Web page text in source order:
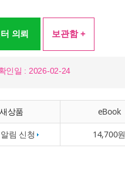
의뢰 보관함 +
인일 : 2026-02-24
새상품 eBook
림 신청 14,700원